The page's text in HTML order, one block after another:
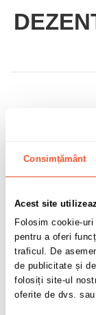
Consimțământ
Acest site
Folosim cookie-
pentru a oferi
traficul. De
de publicitate și
folosiți site-ul
oferite de dvs.